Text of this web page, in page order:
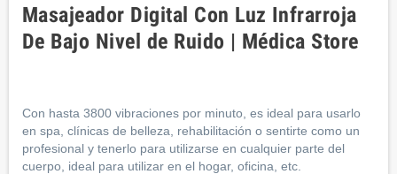
Masajeador Digital Con Luz Infrarroja
De Bajo Nivel de Ruido | Médica Store
Con hasta 3800 vibraciones por minuto, es ideal para usarlo
en spa, clínicas de belleza, rehabilitación o sentirte como un
profesional y tenerlo para utilizarse en cualquier parte del
cuerpo, ideal para utilizar en el hogar, oficina, etc.